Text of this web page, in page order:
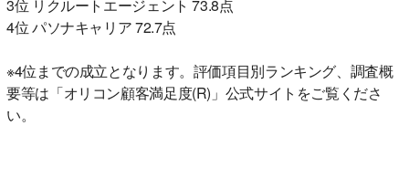
3位 リクルートエージェント 73.8点
4位 パソナキャリア 72.7点
※4位までの成立となります。評価項目別ランキング、調査概
要等は「オリコン顧客満足度(R)」公式サイトをご覧くださ
い。